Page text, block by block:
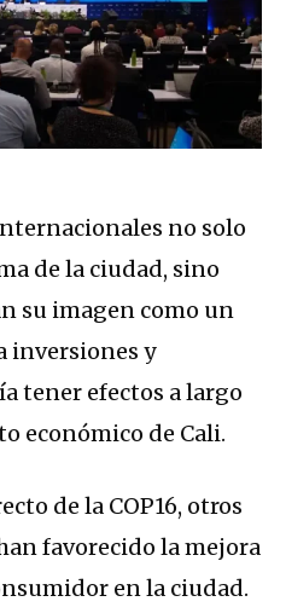
no solo
de la ciudad, sino
su imagen como un
inversiones y
tener efectos a largo
económico de Cali.
de la COP16, otros
favorecido la mejora
en la ciudad.